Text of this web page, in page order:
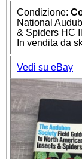
Condizione:
National
& Spiders HC
In vendita da
Vedi su eBay